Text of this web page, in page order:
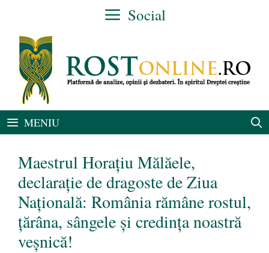
conținut
Social
MENIU
Maestrul Horațiu Mălăele,
declarație de dragoste de Ziua
Națională: România rămâne rostul,
țărâna, sângele și credința noastră
veșnică!